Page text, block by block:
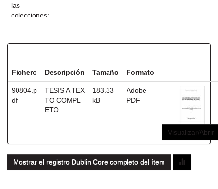
las
colecciones:
Fichero Descripción Tamaño Formato
90804.p
df
TESIS A TEX
TO COMPL
ETO
183.33
kB
Adobe
PDF
Visualizar/Abrir
Mostrar el registro Dublin Core completo del ítem